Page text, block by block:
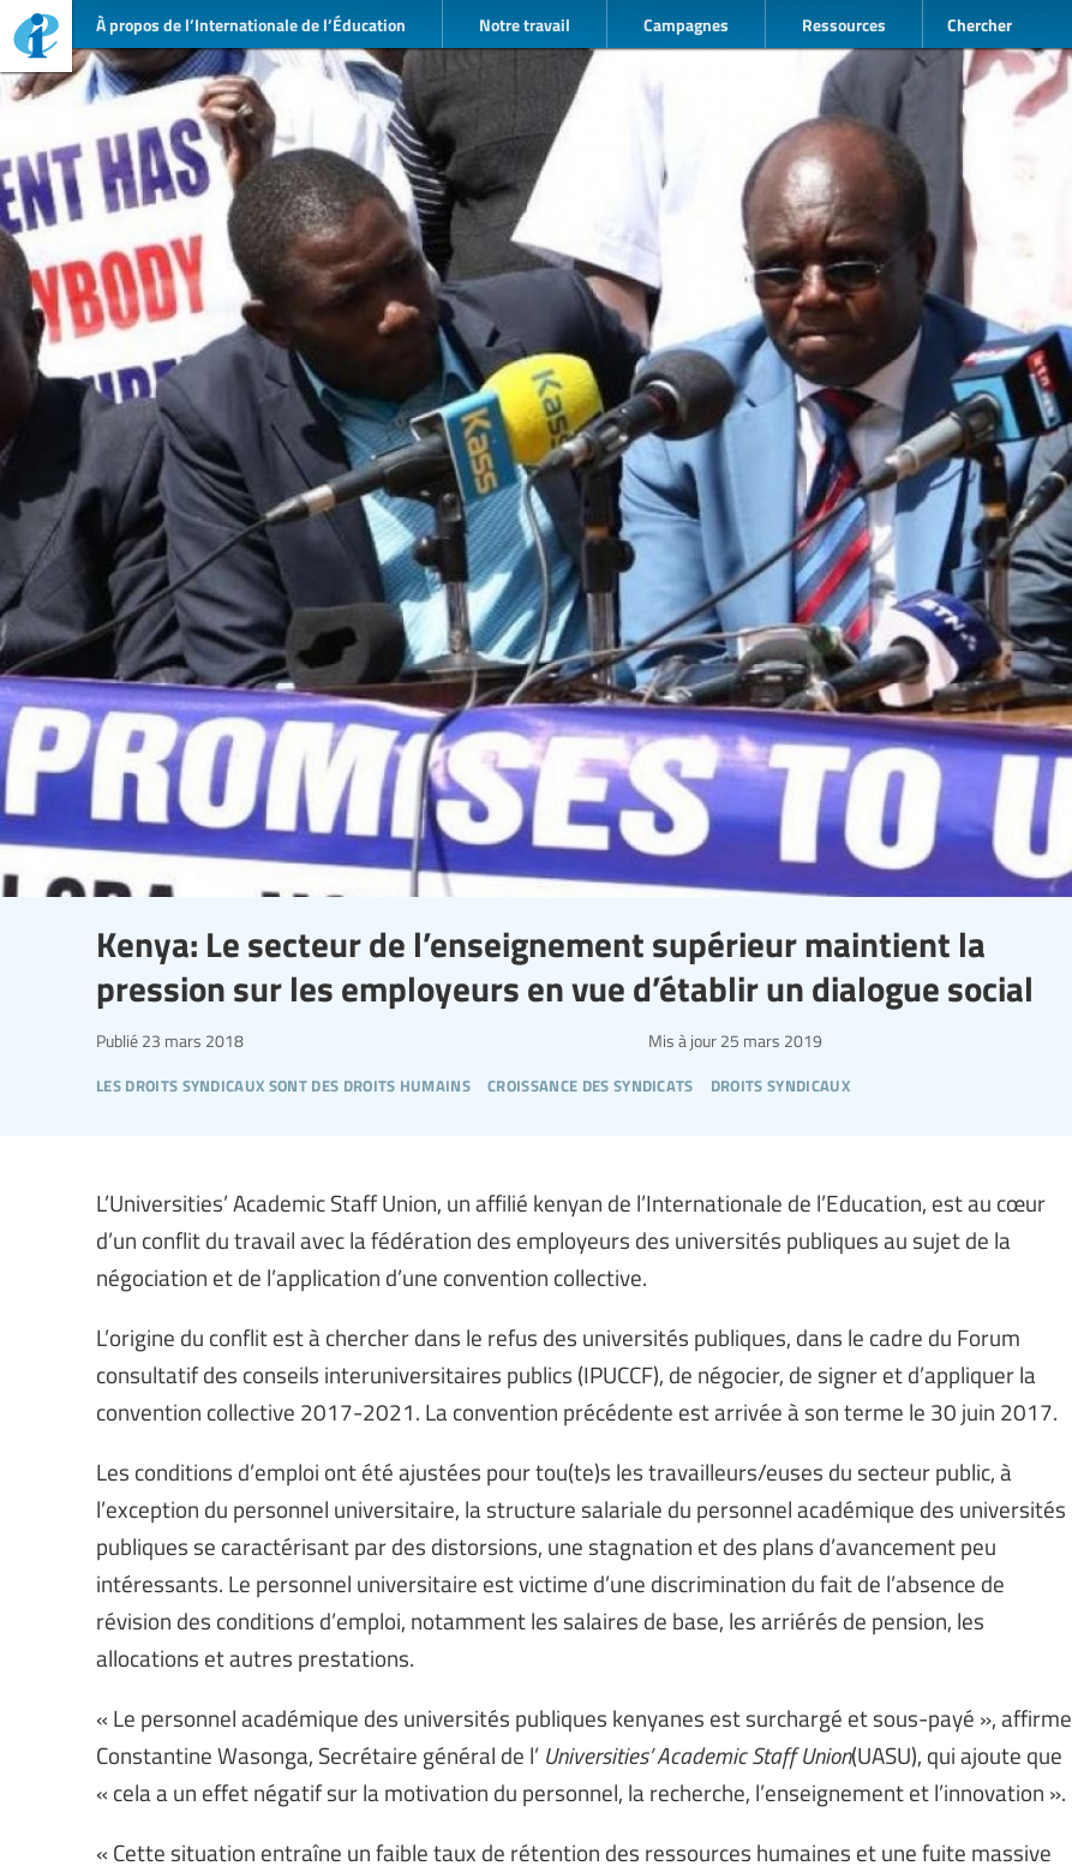
À propos de l’Internationale de l’Éducation Notre travail Campagnes Ressources Chercher
Kenya: Le secteur de l’enseignement supérieur maintient la
pression sur les employeurs en vue d’établir un dialogue social
les droits syndicaux sont des droits humains croissance des syndicats droits syndicaux
Publié 23 mars 2018 Mis à jour 25 mars 2019
L’Universities’ Academic Staff Union, un affilié kenyan de l’Internationale de l’Education, est au cœur
d’un conflit du travail avec la fédération des employeurs des universités publiques au sujet de la
négociation et de l’application d’une convention collective.
L’origine du conflit est à chercher dans le refus des universités publiques, dans le cadre du Forum
consultatif des conseils interuniversitaires publics (IPUCCF), de négocier, de signer et d’appliquer la
convention collective 2017-2021. La convention précédente est arrivée à son terme le 30 juin 2017.
Les conditions d’emploi ont été ajustées pour tou(te)s les travailleurs/euses du secteur public, à
l’exception du personnel universitaire, la structure salariale du personnel académique des universités
publiques se caractérisant par des distorsions, une stagnation et des plans d’avancement peu
intéressants. Le personnel universitaire est victime d’une discrimination du fait de l’absence de
révision des conditions d’emploi, notamment les salaires de base, les arriérés de pension, les
allocations et autres prestations.
« Le personnel académique des universités publiques kenyanes est surchargé et sous-payé », affirme
Constantine Wasonga, Secrétaire général de l’ Universities’ Academic Staff Union(UASU), qui ajoute que
« cela a un effet négatif sur la motivation du personnel, la recherche, l’enseignement et l’innovation ».
« Cette situation entraîne un faible taux de rétention des ressources humaines et une fuite massive